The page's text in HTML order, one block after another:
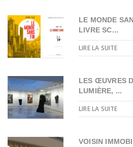
LE MONDE
LIVRE SC...
LIRE LA SUITE
LES ŒUVRES
LUMIÈRE, ...
LIRE LA SUITE
VOISIN